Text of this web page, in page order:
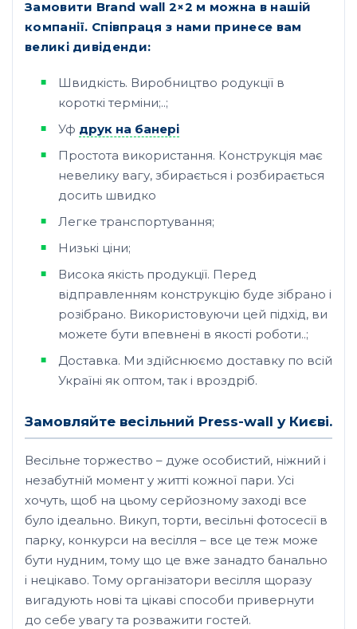
Замовити Brand wall 2×2 м можна в нашій
компанії. Співпраця з нами принесе вам
великі дивіденди:
Швидкість. Виробництво родукції в
короткі терміни;..;
Уф друк на банері
Простота використання. Конструкція має
невелику вагу, збирається і розбирається
досить швидко
Легке транспортування;
Низькі ціни;
Висока якість продукції. Перед
відправленням конструкцію буде зібрано і
розібрано. Використовуючи цей підхід, ви
можете бути впевнені в якості роботи..;
Доставка. Ми здійснюємо доставку по всій
Україні як оптом, так і вроздріб.
Замовляйте весільний Press-wall у Києві.
Весільне торжество – дуже особистий, ніжний і
незабутній момент у житті кожної пари. Усі
хочуть, щоб на цьому серйозному заході все
було ідеально. Викуп, торти, весільні фотосесії в
парку, конкурси на весілля – все це теж може
бути нудним, тому що це вже занадто банально
і нецікаво. Тому організатори весілля щоразу
вигадують нові та цікаві способи привернути
до себе увагу та розважити гостей.